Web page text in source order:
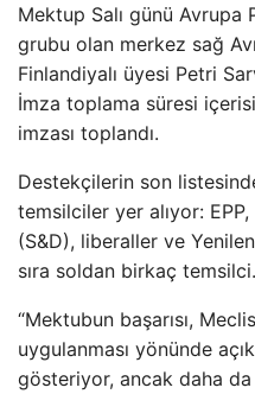
Mektup Salı günü Avrupa
grubu olan merkez sağ
Finlandiyalı üyesi Petri
İmza toplama süresi
imzası toplandı.
Destekçilerin son
temsilciler yer alıyor:
(S&D), liberaller ve
sıra soldan birkaç temsilci.
“Mektubun başarısı,
uygulanması yönünde
gösteriyor, ancak daha da